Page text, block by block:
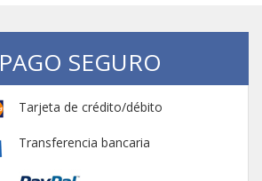
PAGO SEGURO
Tarjeta de crédito/débito
Transferencia bancaria